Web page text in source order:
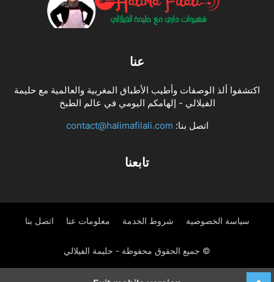
عنا
اكتشفوا ألذ الوصفات وأطيب الأطباق المغربية والعالمية مع حليمة
الفيلالي - إلهامكم اليومي في عالم الطبخ
اتصل بنا: contact@halimafilali.com
تابعنا
سياسة الخصوصية شروط الخدمة معلومات عنا اتصل بنا
© جميع الحقوق محفوظة - حليمة الفيلالي